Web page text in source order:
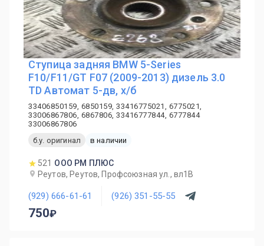
Ступица задняя BMW 5-Series
F10/F11/GT F07 (2009-2013) дизель 3.0
TD Автомат 5-дв, х/б
33406850159, 6850159, 33416775021, 6775021,
33006867806, 6867806, 33416777844, 6777844
33006867806
б.у. оригинал
в наличии
521 ООО РМ ПЛЮС
Реутов, Реутов, Профсоюзная ул., вл1В
(929) 666-61-61 (926) 351-55-55
750